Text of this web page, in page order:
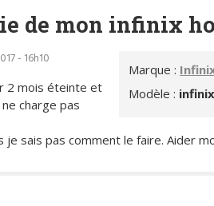
de mon infinix
Marque :
Modèle :
- 16h10
2 mois éteinte et
charge pas
sais pas comment le faire. Aider